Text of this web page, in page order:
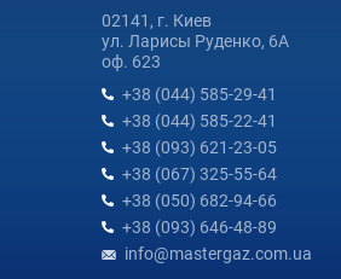
02141, г. Киев
ул. Ларисы Руденко, 6А
оф. 623
+38 (044) 585-29-41
+38 (044) 585-22-41
+38 (093) 621-23-05
+38 (067) 325-55-64
+38 (050) 682-94-66
+38 (093) 646-48-89
info@mastergaz.com.ua